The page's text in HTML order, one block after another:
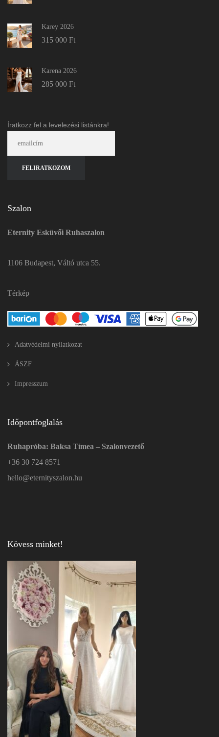
Karey 2026
315 000 Ft
Karena 2026
285 000 Ft
Íratkozz fel a levelezési listánkra!
Szalon
Eternity Esküvői Ruhaszalon
1106 Budapest, Váltó utca 55.
Térkép
Adatvédelmi nyilatkozat
ÁSZF
Impresszum
Időpontfoglalás
Ruhapróba: Baksa Tímea – Szalonvezető
+36 30 724 8571
hello@eternityszalon.hu
Kövess minket!